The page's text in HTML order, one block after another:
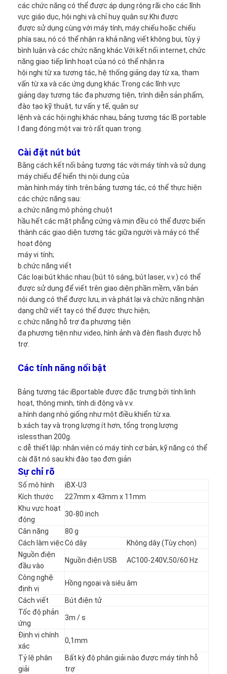
Nhà
Sản phẩm
Video
Hướng dẫn VR
Về chúng tôi
Tham quan nhà máy
Kiểm soát chất lượng
Liên hệ chúng tôi
Tất cả các trường hợp
nói chuyện ngay.
Bảng tương tác Iboard
Bảng trắng tương tác IR
Bảng tương tác hồng ngoại
Bảng phẳng tương tác
Màn hình cảm ứng tương tác
bảng thông minh LCD
Bảng tương tác LED
Bảng trắng màn hình cảm ứng tương tác
Bảng trắng tương tác tất cả trong một
bảng trắng tương tác di động
các chức năng có thể được áp dụng rộng rãi cho các lĩnh
vực giáo dục, hội nghị và chỉ huy quân sự.Khi được
được sử dụng cùng với máy tính, máy chiếu hoặc chiếu
phía sau, nó có thể nhận ra khả năng viết không bụi, tùy ý
bình luận và các chức năng khác.Với kết nối internet, chức
năng giao tiếp linh hoạt của nó có thể nhận ra
hội nghị từ xa tương tác, hệ thống giảng dạy từ xa, tham
vấn từ xa và các ứng dụng khác.Trong các lĩnh vực
giảng dạy tương tác đa phương tiện, trình diễn sản phẩm,
đào tạo kỹ thuật, tư vấn y tế, quân sự
lệnh và các hội nghị khác nhau, bảng tương tác IB portable
I đang đóng một vai trò rất quan trọng.
Cài đặt nút bút
Bằng cách kết nối bảng tương tác với máy tính và sử dụng
máy chiếu để hiển thị nội dung của
màn hình máy tính trên bảng tương tác, có thể thực hiện
các chức năng sau:
a.chức năng mô phỏng chuột
hầu hết các mặt phẳng cứng và mịn đều có thể được biến
thành các giao diện tương tác giữa người và máy có thể
hoạt động
máy vi tính;
b.chức năng viết
Các loại bút khác nhau (bút tô sáng, bút laser, v.v.) có thể
được sử dụng để viết trên giao diện phần mềm, văn bản
nội dung có thể được lưu, in và phát lại và chức năng nhận
dạng chữ viết tay có thể được thực hiện;
c.chức năng hỗ trợ đa phương tiện
đa phương tiện như video, hình ảnh và đèn flash được hỗ
trợ.
Các tính năng nổi bật
Bảng tương tác iBportable được đặc trưng bởi tính linh
hoạt, thông minh, tính di động và v.v.
a.hình dạng nhỏ giống như một điều khiển từ xa.
b.xách tay và trọng lượng ít hơn, tổng trọng lượng
islessthan 200g.
c.dễ thiết lập: nhân viên có máy tính cơ bản, kỹ năng có thể
cài đặt nó sau khi đào tạo đơn giản
Sự chỉ rõ
Số mô hình
iBX-U3
Kích thước
227mm x 43mm x 11mm
Khu vực hoạt
động
30-80 inch
Cân nặng
80 g
Cách làm việc Có dây
Không dây (Tùy chọn)
Nguồn điện
đầu vào
Nguồn điện USB AC100-240V;50/60 Hz
Công nghệ
định vị
Hồng ngoại và siêu âm
Cách viết
Bút điện tử
Tốc độ phản
ứng
3m / s
Định vị chính
xác
0,1mm
Tỷ lệ phân
giải
Bất kỳ độ phân giải nào được máy tính hỗ
trợ